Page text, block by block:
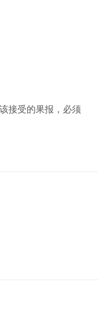
接受的果报，必须